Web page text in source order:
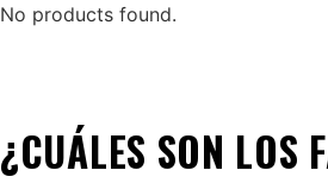
No products found.
¿CUÁLES SON LOS